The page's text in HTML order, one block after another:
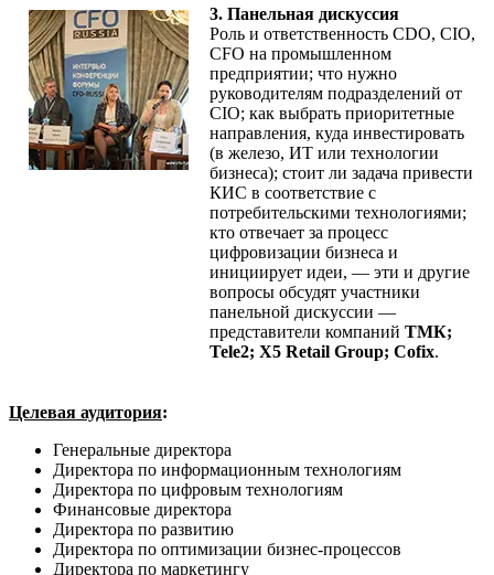
3. Панельная дискуссия
Роль и ответственность CDO, CIO,
CFO на промышленном
предприятии; что нужно
руководителям подразделений от
CIO; как выбрать приоритетные
направления, куда инвестировать
(в железо, ИТ или технологии
бизнеса); стоит ли задача привести
КИС в соответствие с
потребительскими технологиями;
кто отвечает за процесс
цифровизации бизнеса и
инициирует идеи, — эти и другие
вопросы обсудят участники
панельной дискуссии —
представители компаний ТМК;
Tele2; X5 Retail Group; Cofix.
Целевая аудитория:
Генеральные директора
Директора по информационным технологиям
Директора по цифровым технологиям
Финансовые директора
Директора по развитию
Директора по оптимизации бизнес-процессов
Директора по маркетингу